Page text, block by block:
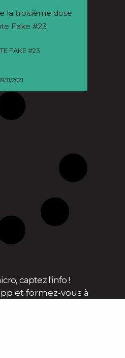
la troisième dose
Fake #23
FAKE #23
11/2021
captez l'info !
et formez-vous à